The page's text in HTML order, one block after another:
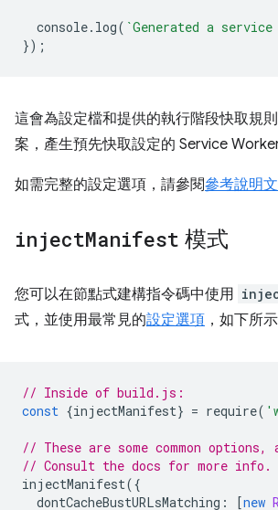
console. log( `Generated a
});
這會為設定檔和提供的執行階段快取規
案，產生預先快取設定的 Service Worker
如需完整的設定選項，請參閱參考說明
injectManifest 模式
您可以在節點式建構指令碼中使用
式，並使用最常見的設定選項 ，如下所示
// Inside of build.js:
const {injectManifest} = require(
// These are some common
// Consult the docs for more info.
injectManifest({
dontCacheBustURLsMatching : [new